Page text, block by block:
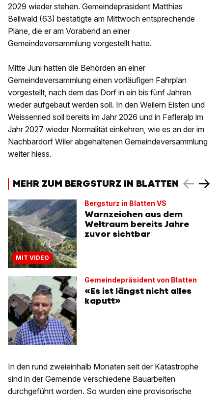
2029 wieder stehen. Gemeindepräsident Matthias
Bellwald (63) bestätigte am Mittwoch entsprechende
Pläne, die er am Vorabend an einer
Gemeindeversammlung vorgestellt hatte.
Mitte Juni hatten die Behörden an einer
Gemeindeversammlung einen vorläufigen Fahrplan
vorgestellt, nach dem das Dorf in ein bis fünf Jahren
wieder aufgebaut werden soll. In den Weilern Eisten und
Weissenried soll bereits im Jahr 2026 und in Fafleralp im
Jahr 2027 wieder Normalität einkehren, wie es an der im
Nachbardorf Wiler abgehaltenen Gemeindeversammlung
weiter hiess.
MEHR ZUM BERGSTURZ IN BLATTEN
MIT VIDEO
Bergsturz in Blatten VS
Warnzeichen aus dem
Weltraum bereits Jahre
zuvor sichtbar
Gemeindepräsident von Blatten
«Es ist längst nicht alles
kaputt»
In den rund zweieinhalb Monaten seit der Katastrophe
sind in der Gemeinde verschiedene Bauarbeiten
durchgeführt worden. So wurden eine provisorische